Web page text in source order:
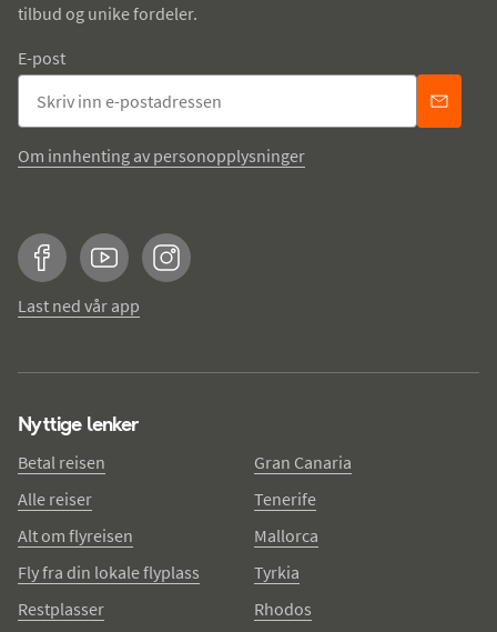
tilbud og unike fordeler.
E-post
Om innhenting av personopplysninger
FacebookYouTubeInstagram
Last ned vår app
Nyttige lenker
Betal reisen
Alle reiser
Alt om flyreisen
Fly fra din lokale flyplass
Restplasser
Gran Canaria
Tenerife
Mallorca
Tyrkia
Rhodos